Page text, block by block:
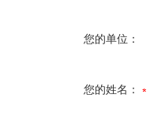
您的单位：
您的姓名：